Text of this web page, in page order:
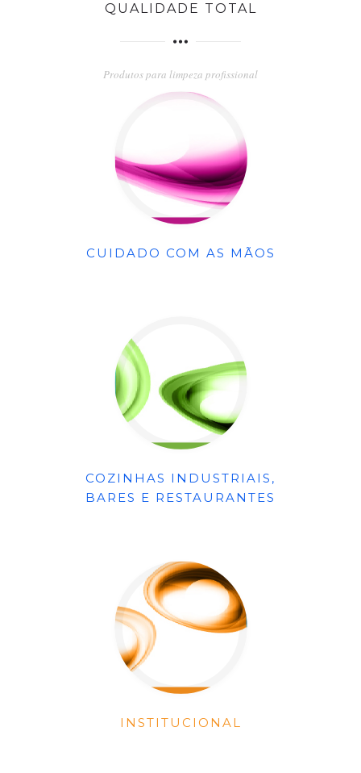
QUALIDADE TOTAL
Produtos para limpeza profissional
CUIDADO COM AS MÃOS
COZINHAS INDUSTRIAIS,
BARES E RESTAURANTES
INSTITUCIONAL